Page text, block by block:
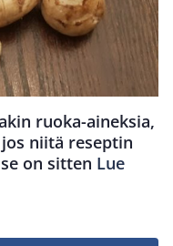
ruoka-aineksia,
niitä reseptin
on sitten Lue